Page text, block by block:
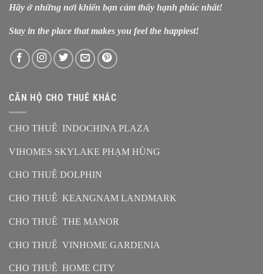
Hãy ở những nơi khiến bạn cảm thấy hạnh phúc nhất!
Stay in the place that makes you feel the happiest!
CĂN HỘ CHO THUÊ KHÁC
CHO THUÊ INDOCHINA PLAZA
VIHOMES SKYLAKE PHẠM HÙNG
CHO THUÊ DOLPHIN
CHO THUÊ KEANGNAM LANDMARK
CHO THUÊ THE MANOR
CHO THUÊ VINHOME GARDENIA
CHO THUÊ HOME CITY